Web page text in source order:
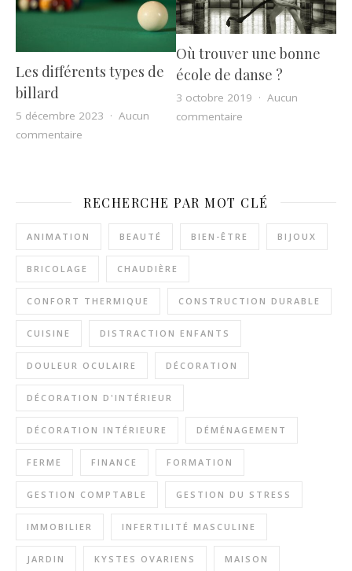
Les différents types de
billard
5 décembre 2023
Aucun
commentaire
Où trouver une bonne
école de danse ?
3 octobre 2019
Aucun
commentaire
RECHERCHE PAR MOT CLÉ
ANIMATION BEAUTÉ BIEN-ÊTRE BIJOUX
BRICOLAGE CHAUDIÈRE
CONFORT THERMIQUE CONSTRUCTION DURABLE
CUISINE DISTRACTION ENFANTS
DOULEUR OCULAIRE DÉCORATION
DÉCORATION D'INTÉRIEUR
DÉCORATION INTÉRIEURE DÉMÉNAGEMENT
FERME FINANCE FORMATION
GESTION COMPTABLE GESTION DU STRESS
IMMOBILIER INFERTILITÉ MASCULINE
JARDIN KYSTES OVARIENS MAISON